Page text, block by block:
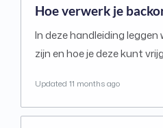
Hoe verwerk je
In deze handleiding
zijn en hoe je deze kunt
Updated 11 months ago